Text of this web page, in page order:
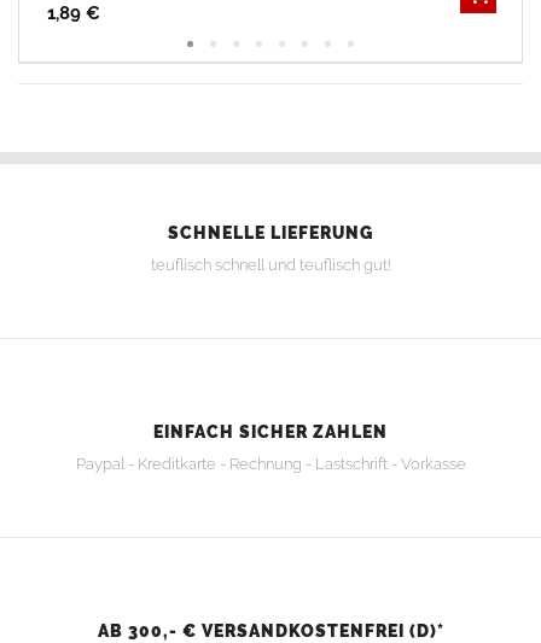
1,89 €
SCHNELLE LIEFERUNG
teuflisch schnell und teuflisch gut!
EINFACH SICHER ZAHLEN
Paypal - Kreditkarte - Rechnung - Lastschrift - Vorkasse
AB 300,- € VERSANDKOSTENFREI (D)*